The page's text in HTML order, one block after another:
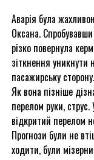
Аварія була
Оксана.
різко повернула
зіткнення
пасажирську
Як вона пізніше
перелом руки,
відкритий перелом
Прогнози були не
ходити, були